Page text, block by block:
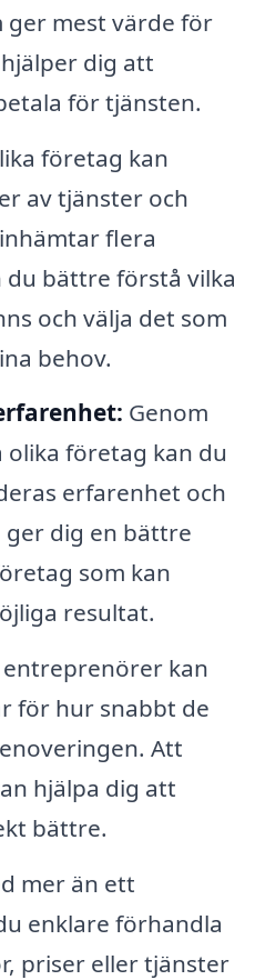
mest värde för
dig att
för tjänsten.
företag kan
av tjänster och
flera
bättre förstå vilka
och välja det som
behov.
Genom
företag kan du
erfarenhet och
dig en bättre
som kan
resultat.
entreprenörer kan
för hur snabbt de
Att
hjälpa dig att
bättre.
mer än ett
enklare förhandla
priser eller tjänster